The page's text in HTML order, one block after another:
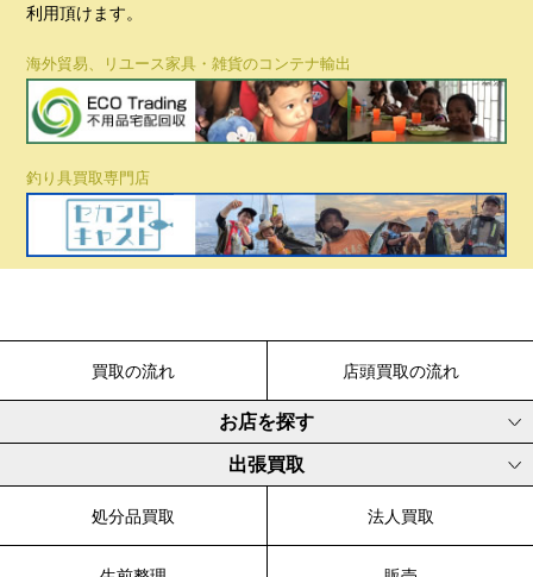
利用頂けます。
海外貿易、リユース家具・雑貨のコンテナ輸出
釣り具買取専門店
買取の流れ 店頭買取の流れ
お店を探す
出張買取
処分品買取 法人買取